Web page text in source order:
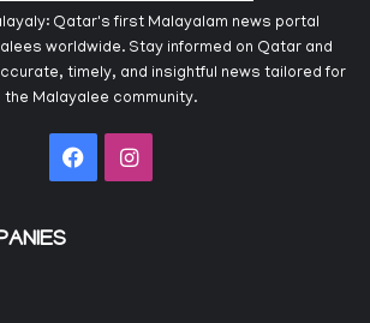
Qatar's first Malayalam news portal
worldwide. Stay informed on Qatar and
timely, and insightful news tailored for
the Malayalee community.
FacebookInstagram